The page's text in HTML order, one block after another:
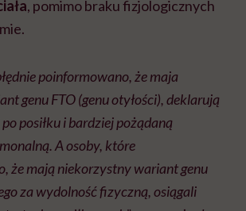
, pomimo braku fizjologicznych
poinformowano, że maja
genu FTO (genu otyłości), deklarują
posiłku i bardziej pożądaną
A osoby, które
że mają niekorzystny wariant genu
za wydolność fizyczną, osiągali